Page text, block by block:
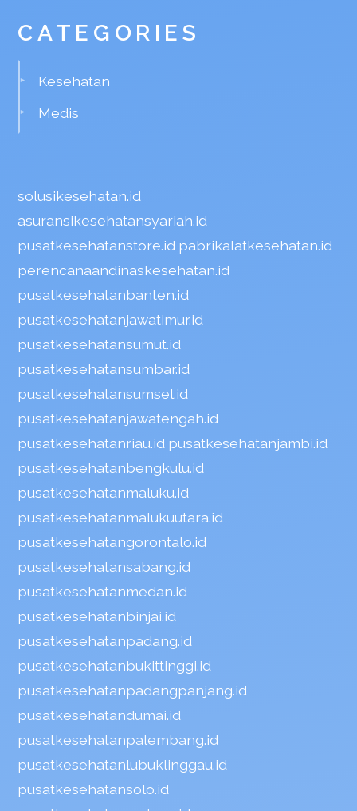
CATEGORIES
Kesehatan
Medis
solusikesehatan.id
asuransikesehatansyariah.id
pusatkesehatanstore.id pabrikalatkesehatan.id
perencanaandinaskesehatan.id
pusatkesehatanbanten.id
pusatkesehatanjawatimur.id
pusatkesehatansumut.id
pusatkesehatansumbar.id
pusatkesehatansumsel.id
pusatkesehatanjawatengah.id
pusatkesehatanriau.id pusatkesehatanjambi.id
pusatkesehatanbengkulu.id
pusatkesehatanmaluku.id
pusatkesehatanmalukuutara.id
pusatkesehatangorontalo.id
pusatkesehatansabang.id
pusatkesehatanmedan.id
pusatkesehatanbinjai.id
pusatkesehatanpadang.id
pusatkesehatanbukittinggi.id
pusatkesehatanpadangpanjang.id
pusatkesehatandumai.id
pusatkesehatanpalembang.id
pusatkesehatanlubuklinggau.id
pusatkesehatansolo.id